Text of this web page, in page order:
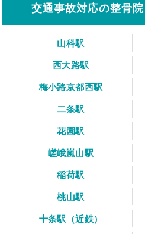
交通事故対応の整骨
山科駅
西大路駅
梅小路京都西駅
二条駅
花園駅
嵯峨嵐山駅
稲荷駅
桃山駅
十条駅（近鉄）